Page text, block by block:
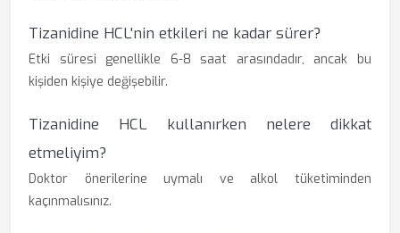
Tizanidine HCL'nin etkileri ne kadar sürer?
Etki süresi genellikle 6-8 saat arasındadır, ancak bu
kişiden kişiye değişebilir.
Tizanidine HCL kullanırken nelere dikkat
etmeliyim?
Doktor önerilerine uymalı ve alkol tüketiminden
kaçınmalısınız.